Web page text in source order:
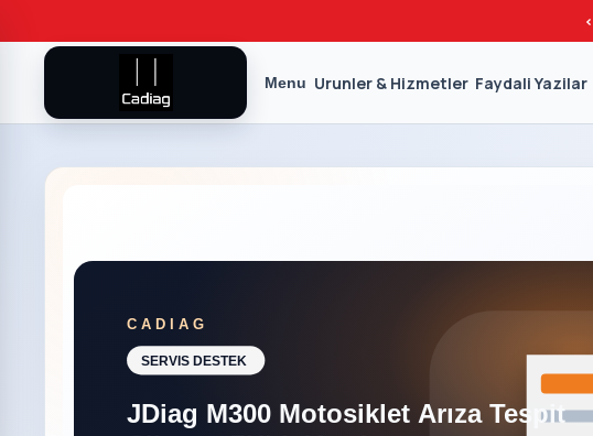
<
Menu Urunler & Hizmetler Faydali Yazilar